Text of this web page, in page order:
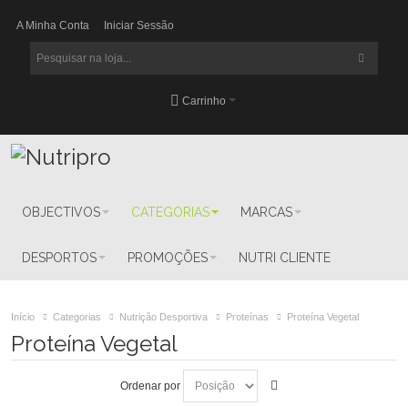
A Minha Conta Iniciar Sessão
Carrinho
OBJECTIVOS CATEGORIAS MARCAS
DESPORTOS PROMOÇÕES NUTRI CLIENTE
Início Categorias Nutrição Desportiva Proteínas Proteína Vegetal
Proteína Vegetal
Ordenar por